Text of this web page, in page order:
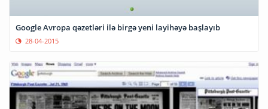
Google Avropa qəzetləri ilə birgə yeni layihəyə başlayıb
28-04-2015